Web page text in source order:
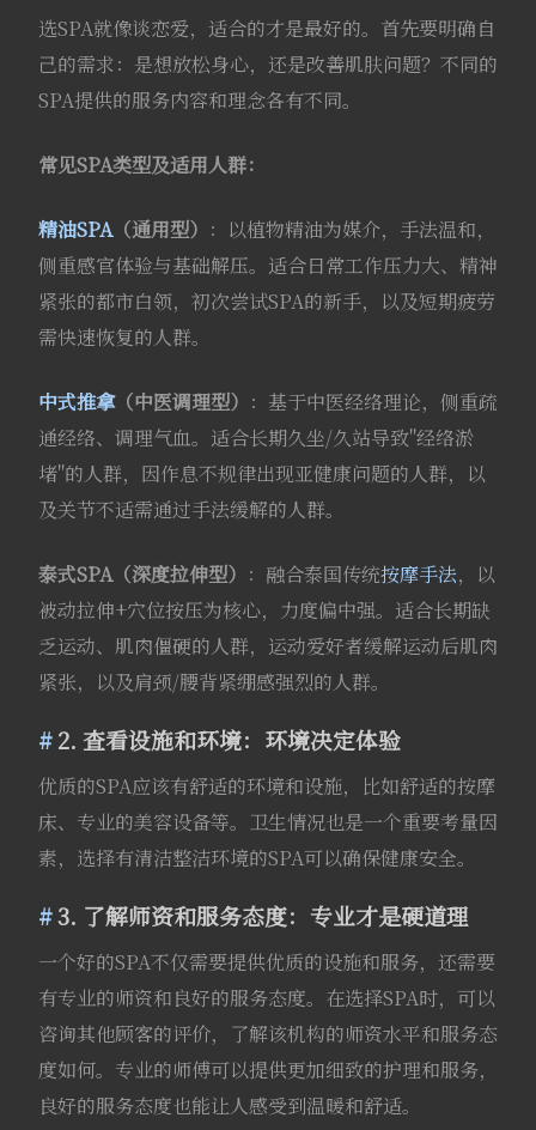
选SPA就像谈恋爱，适合的才是最好的。首先要明确自
己的需求：是想放松身心，还是改善肌肤问题？不同的
SPA提供的服务内容和理念各有不同。
常见SPA类型及适用人群：
精油SPA（通用型） ：以植物精油为媒介，手法温和，
侧重感官体验与基础解压。适合日常工作压力大、精神
紧张的都市白领，初次尝试SPA的新手，以及短期疲劳
需快速恢复的人群。
中式推拿（中医调理型） ：基于中医经络理论，侧重疏
通经络、调理气血。适合长期久坐/久站导致"经络淤
堵"的人群，因作息不规律出现亚健康问题的人群，以
及关节不适需通过手法缓解的人群。
泰式SPA（深度拉伸型） ：融合泰国传统按摩手法，以
被动拉伸+穴位按压为核心，力度偏中强。适合长期缺
乏运动、肌肉僵硬的人群，运动爱好者缓解运动后肌肉
紧张，以及肩颈/腰背紧绷感强烈的人群。
2. 查看设施和环境：环境决定体验
优质的SPA应该有舒适的环境和设施，比如舒适的按摩
床、专业的美容设备等。卫生情况也是一个重要考量因
素，选择有清洁整洁环境的SPA可以确保健康安全。
3. 了解师资和服务态度：专业才是硬道理
一个好的SPA不仅需要提供优质的设施和服务，还需要
有专业的师资和良好的服务态度。在选择SPA时，可以
咨询其他顾客的评价，了解该机构的师资水平和服务态
度如何。专业的师傅可以提供更加细致的护理和服务，
良好的服务态度也能让人感受到温暖和舒适。